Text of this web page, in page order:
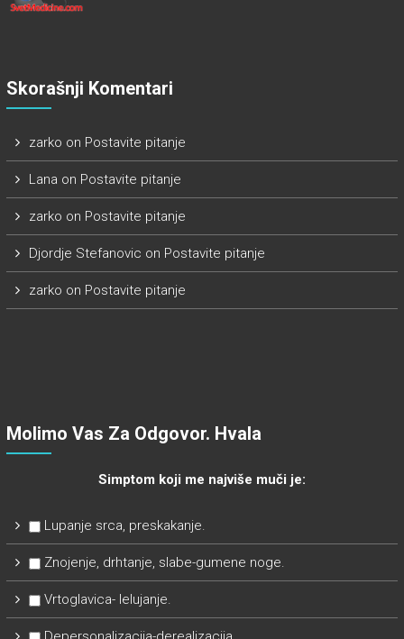
Skorašnji Komentari
zarko on Postavite pitanje
Lana on Postavite pitanje
zarko on Postavite pitanje
Djordje Stefanovic on Postavite pitanje
zarko on Postavite pitanje
Molimo Vas Za Odgovor. Hvala
Simptom koji me najviše muči je:
Lupanje srca, preskakanje.
Znojenje, drhtanje, slabe-gumene noge.
Vrtoglavica- lelujanje.